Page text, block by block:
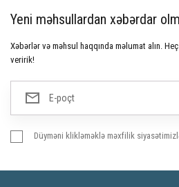
Yeni məhsullardan xəbərdar
Xəbərlər və məhsul haqqında məlumat alın.
veririk!
Düyməni klikləməklə məxfilik siyasətimizlə